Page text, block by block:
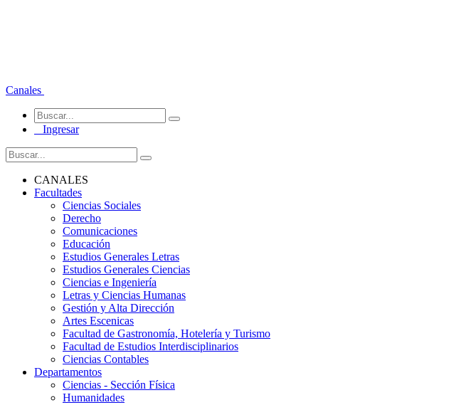
Canales
Ingresar
CANALES
Facultades
Ciencias Sociales
Derecho
Comunicaciones
Educación
Estudios Generales Letras
Estudios Generales Ciencias
Ciencias e Ingeniería
Letras y Ciencias Humanas
Gestión y Alta Dirección
Artes Escenicas
Facultad de Gastronomía, Hotelería y Turismo
Facultad de Estudios Interdisciplinarios
Ciencias Contables
Departamentos
Ciencias - Sección Física
Humanidades